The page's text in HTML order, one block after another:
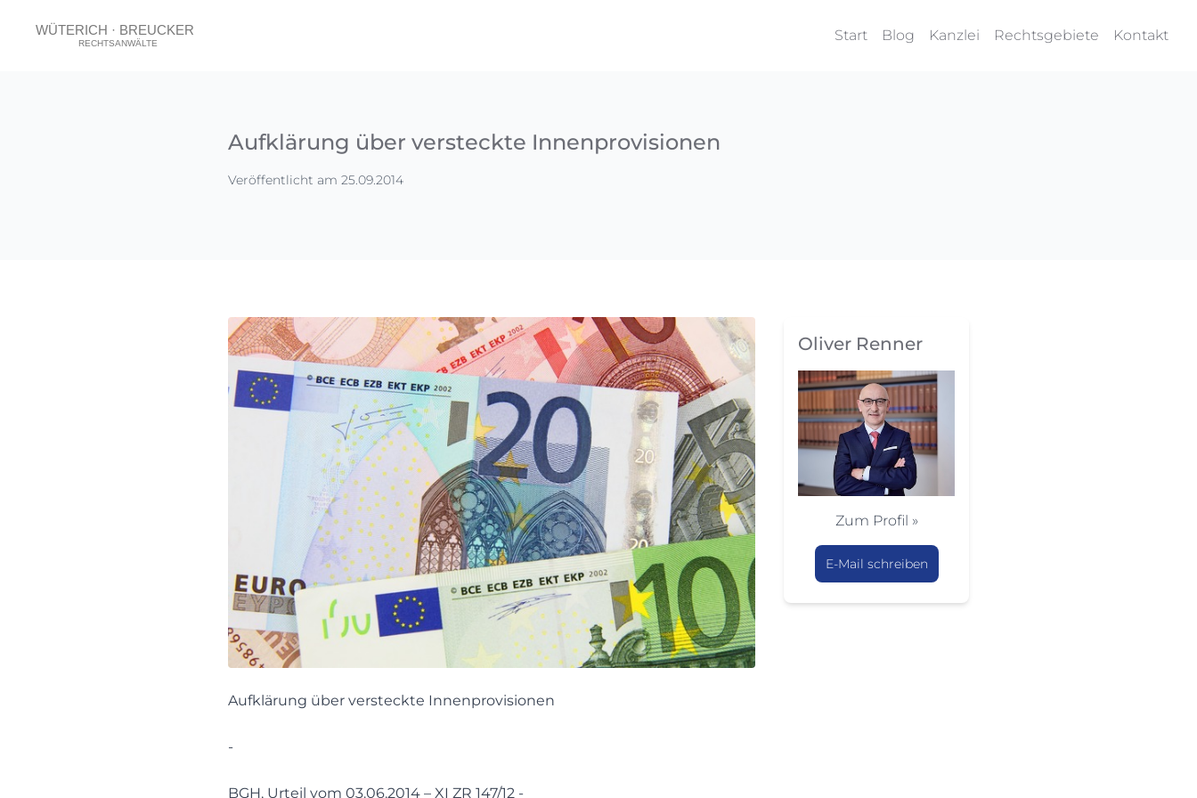
Start Blog Kanzlei Rechtsgebiete Kontakt
Aufklärung über versteckte Innenprovisionen
Veröffentlicht am 25.09.2014
Aufklärung über versteckte Innenprovisionen
-
BGH, Urteil vom 03.06.2014 – XI ZR 147/12 -
Oliver Renner
Zum Profil »
E-Mail schreiben